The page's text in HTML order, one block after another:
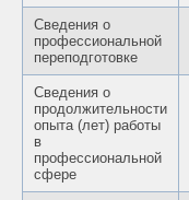
Сведения о
профессиональной
переподготовке
Сведения о
продолжительности
опыта (лет) работы
в
профессиональной
сфере